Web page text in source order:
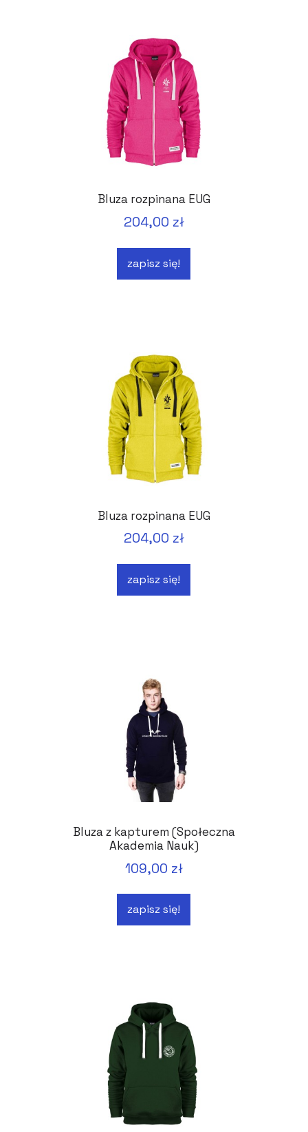
Bluza rozpinana EUG
204,00 zł
zapisz się!
Bluza rozpinana EUG
204,00 zł
zapisz się!
Bluza z kapturem (Społeczna
Akademia Nauk)
109,00 zł
zapisz się!